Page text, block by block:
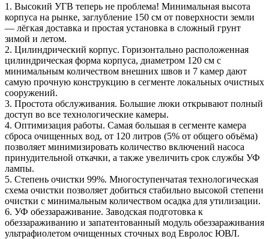
1. Высокий УГВ теперь не проблема! Минимальная высота
корпуса на рынке, заглубление 150 см от поверхности земли
— лёгкая доставка и простая установка в сложный грунт
зимой и летом.
2. Цилиндрический корпус. Горизонтально расположенная
цилиндрическая форма корпуса, диаметром 120 см с
минимальным количеством внешних швов и 7 камер дают
самую прочную конструкцию в сегменте локальных очистных
сооружений.
3. Простота обслуживания. Большие люки открывают полный
доступ во все технологические камеры.
4. Оптимизация работы. Самая большая в сегменте камера
сброса очищенных вод, от 120 литров (5% от общего объёма)
позволяет минимизировать количество включений насоса
принудительной откачки, а также увеличить срок службы УФ
лампы.
5. Степень очистки 99%. Многоступенчатая технологическая
схема очистки позволяет добиться стабильно высокой степени
очистки с минимальным количеством осадка для утилизации.
6. УФ обеззараживание. Заводская подготовка к
обеззараживанию и запатентованный модуль обеззараживания
ультрафиолетом очищенных сточных вод Евролос ЮВЛ.